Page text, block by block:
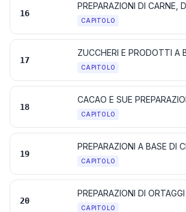
16
CAPITOLO
17
CAPITOLO
18
CACAO E SUE
CAPITOLO
19
CAPITOLO
20
CAPITOLO